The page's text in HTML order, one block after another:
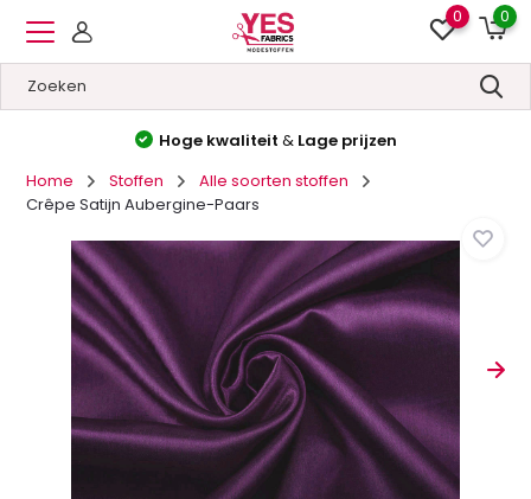
0 0
Hoge kwaliteit & Lage prijzen
Home
Stoffen
Alle soorten stoffen
Crêpe Satijn Aubergine-Paars